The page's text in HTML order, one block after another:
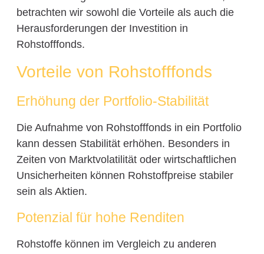
betrachten wir sowohl die Vorteile als auch die
Herausforderungen der Investition in
Rohstofffonds.
Vorteile von Rohstofffonds
Erhöhung der Portfolio-Stabilität
Die Aufnahme von Rohstofffonds in ein Portfolio
kann dessen Stabilität erhöhen. Besonders in
Zeiten von Marktvolatilität oder wirtschaftlichen
Unsicherheiten können Rohstoffpreise stabiler
sein als Aktien.
Potenzial für hohe Renditen
Rohstoffe können im Vergleich zu anderen